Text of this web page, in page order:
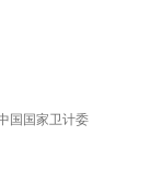
国国家卫计委